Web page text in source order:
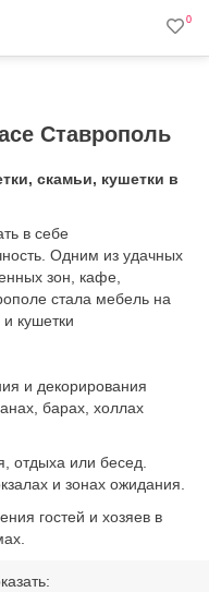
0
Ставрополь
скамьи, кушетки в
в себе
Одним из удачных
зон, кафе,
стала мебель на
кушетки
и декорирования
барах, холлах
отдыха или бесед.
и зонах ожидания.
гостей и хозяев в